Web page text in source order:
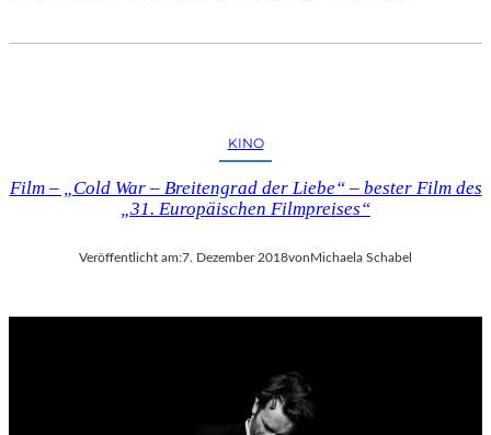
KINO
Film – „Cold War – Breitengrad der Liebe“ – bester Film des
„31. Europäischen Filmpreises“
Veröffentlicht am:7. Dezember 2018vonMichaela Schabel